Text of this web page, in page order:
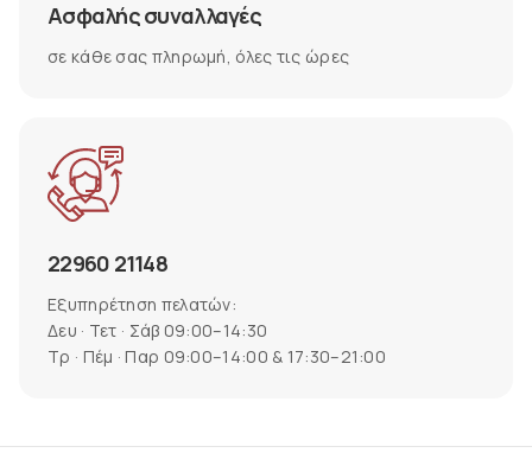
Ασφαλής συναλλαγές
σε κάθε σας πληρωμή, όλες τις ώρες
22960 21148
Εξυπηρέτηση πελατών:
Δευ · Τετ · Σάβ 09:00–14:30
Τρ · Πέμ · Παρ 09:00–14:00 & 17:30–21:00